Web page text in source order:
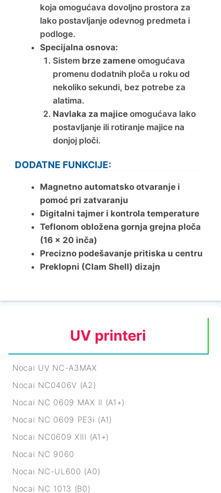
koja omogućava dovoljno prostora za
lako postavljanje odevnog predmeta i
podloge.
Specijalna osnova:
Sistem brze zameneomogućava
promenu dodatnih ploča u roku od
nekoliko sekundi, bez potrebe za
alatima.
Navlaka za majiceomogućava lako
postavljanje ili rotiranje majice na
donjoj ploči.
DODATNE FUNKCIJE:
Magnetno automatsko otvaranje i
pomoć pri zatvaranju
Digitalni tajmer i kontrola temperature
Teflonom obložena gornja grejna ploča
(16 x 20 inča)
Precizno podešavanje pritiska u centru
Preklopni (Clam Shell) dizajn
UV printeri
Nocai UV NC-A3MAX
Nocai NC0406V (A2)
Nocai NC 0609 MAX II (A1+)
Nocai NC 0609 PE3i (A1)
Nocai NC0609 XIII (A1+)
Nocai NC 9060
Nocai NC-UL600 (A0)
Nocai NC 1013 (B0)